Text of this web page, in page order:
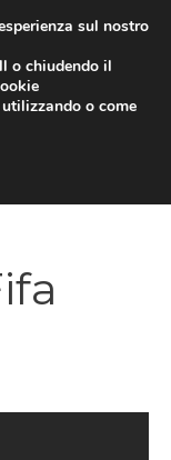
sul nostro
o chiudendo il
o come